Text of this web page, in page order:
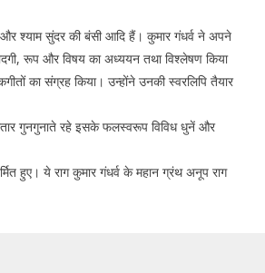
और श्याम सुंदर की बंसी आदि हैं। कुमार गंधर्व ने अपने
रूप और विषय का अध्ययन तथा विश्लेषण किया
का संग्रह किया। उन्होंने उनकी स्वरलिपि तैयार
गुनगुनाते रहे इसके फलस्वरूप विविध धुनें और
हुए। ये राग कुमार गंधर्व के महान ग्रंथ अनूप राग